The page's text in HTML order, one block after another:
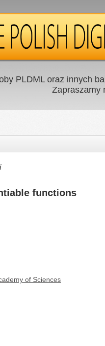
PLDML oraz innych
Zapraszamy
functions
of Sciences